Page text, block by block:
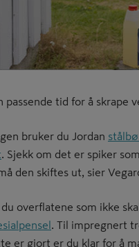
passende tid for å skrape
bruker du Jordan
. Sjekk om det er spiker
den skiftes ut, sier
overflatene som ikke
. Til impregnert
er gjort er du klar for å